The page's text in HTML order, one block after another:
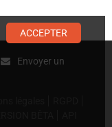
Envoyer un
ACCEPTER